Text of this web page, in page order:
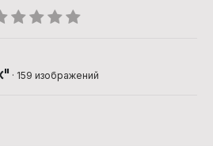
· 159 изображений